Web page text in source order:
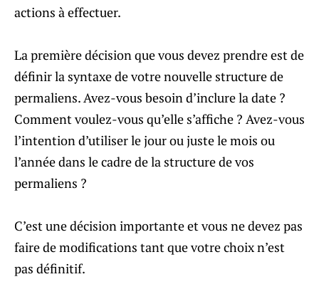
actions à effectuer.
La première décision que vous devez prendre est de
définir la syntaxe de votre nouvelle structure de
permaliens. Avez-vous besoin d’inclure la date ?
Comment voulez-vous qu’elle s’affiche ? Avez-vous
l’intention d’utiliser le jour ou juste le mois ou
l’année dans le cadre de la structure de vos
permaliens ?
C’est une décision importante et vous ne devez pas
faire de modifications tant que votre choix n’est
pas définitif.